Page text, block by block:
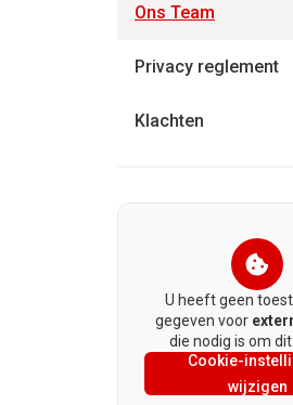
Ons Team
Privacy reglement
Klachten
U heeft geen
gegeven voor
die nodig is om dit
Cookie-
wijzigen